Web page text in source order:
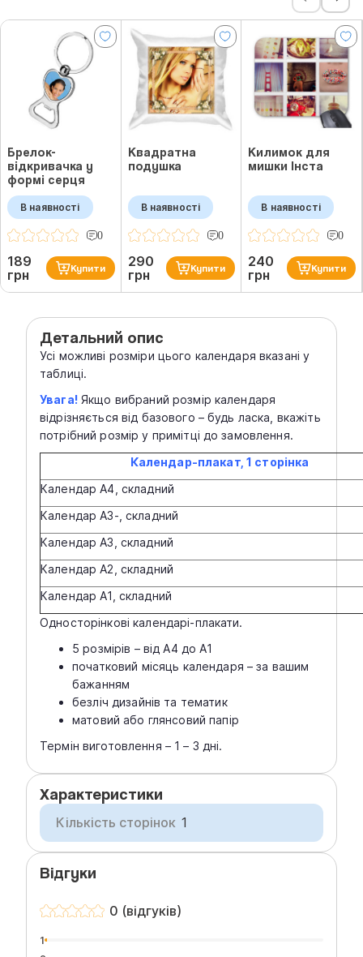
Брелок-
відкривачка у
формі серця
В наявності
0
189
грн
Купити
Квадратна
подушка
В наявності
0
290
грн
Купити
Килимок для
мишки Інста
В наявності
0
240
грн
Купити
Детальний опис
Усі можливі розміри цього календаря вказані у
таблиці.
Увага!Якщо вибраний розмір календаря
відрізняється від базового – будь ласка, вкажіть
потрібний розмір у примітці до замовлення.
Календар-плакат, 1 сторінка
Календар А4, складний
Календар А3-, складний
Календар А3, складний
Календар А2, складний
Календар А1, складний
Односторінкові календарі-плакати.
5 розмірів – від А4 до А1
початковий місяць календаря – за вашим
бажанням
безліч дизайнів та тематик
матовий або глянсовий папір
Термін виготовлення – 1 – 3 дні.
Характеристики
Кількість сторінок 1
Відгуки
0 (відгуків)
1